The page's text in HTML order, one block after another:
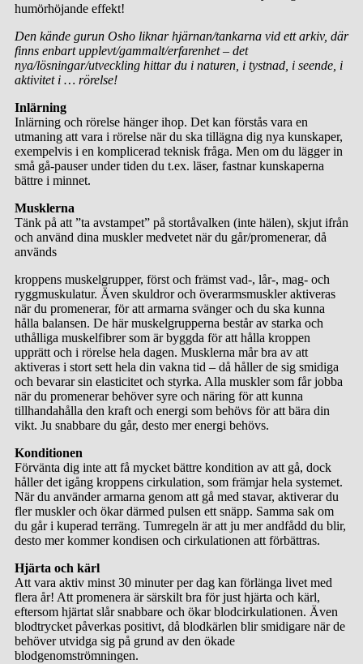
humörhöjande effekt!
Den kände gurun Osho liknar hjärnan/tankarna vid ett arkiv, där
finns enbart upplevt/gammalt/erfarenhet – det
nya/lösningar/utveckling hittar du i naturen, i tystnad, i seende, i
aktivitet i … rörelse!
Inlärning
Inlärning och rörelse hänger ihop. Det kan förstås vara en
utmaning att vara i rörelse när du ska tillägna dig nya kunskaper,
exempelvis i en komplicerad teknisk fråga. Men om du lägger in
små gå-pauser under tiden du t.ex. läser, fastnar kunskaperna
bättre i minnet.
Musklerna
Tänk på att ”ta avstampet” på stortåvalken (inte hälen), skjut ifrån
och använd dina muskler medvetet när du går/promenerar, då
används
kroppens muskelgrupper, först och främst vad-, lår-, mag- och
ryggmuskulatur. Även skuldror och överarmsmuskler aktiveras
när du promenerar, för att armarna svänger och du ska kunna
hålla balansen. De här muskelgrupperna består av starka och
uthålliga muskelfibrer som är byggda för att hålla kroppen
upprätt och i rörelse hela dagen. Musklerna mår bra av att
aktiveras i stort sett hela din vakna tid – då håller de sig smidiga
och bevarar sin elasticitet och styrka. Alla muskler som får jobba
när du promenerar behöver syre och näring för att kunna
tillhandahålla den kraft och energi som behövs för att bära din
vikt. Ju snabbare du går, desto mer energi behövs.
Konditionen
Förvänta dig inte att få mycket bättre kondition av att gå, dock
håller det igång kroppens cirkulation, som främjar hela systemet.
När du använder armarna genom att gå med stavar, aktiverar du
fler muskler och ökar därmed pulsen ett snäpp. Samma sak om
du går i kuperad terräng. Tumregeln är att ju mer andfådd du blir,
desto mer kommer kondisen och cirkulationen att förbättras.
Hjärta och kärl
Att vara aktiv minst 30 minuter per dag kan förlänga livet med
flera år! Att promenera är särskilt bra för just hjärta och kärl,
eftersom hjärtat slår snabbare och ökar blodcirkulationen. Även
blodtrycket påverkas positivt, då blodkärlen blir smidigare när de
behöver utvidga sig på grund av den ökade
blodgenomströmningen.